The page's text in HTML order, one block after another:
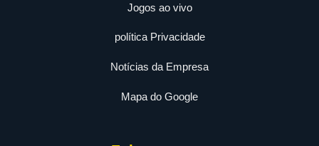
Jogos ao vivo
política Privacidade
Notícias da Empresa
Mapa do Google